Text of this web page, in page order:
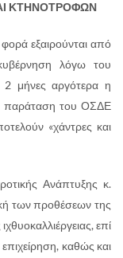
ΚΤΗΝΟΤΡΟΦΩΝ
εξαιρούνται από
λόγω του
2 μήνες αργότερα η
παράταση του ΟΣΔΕ
«χάντρες και
Ανάπτυξης κ.
των προθέσεων της
επί
καθώς και